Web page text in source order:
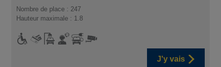
Nombre de place : 247
Hauteur maximale : 1.8
J'y vais